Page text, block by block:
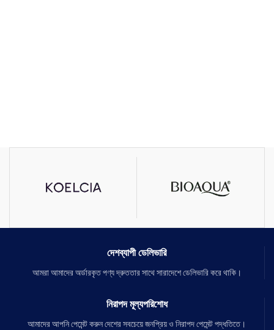
দেশব্যাপী ডেলিভারি
আমরা আমাদের অর্ডারকৃত পণ্য দ্রুততার সাথে সারাদেশে ডেলিভারি করে থাকি।
নিরাপদ মূল্যপরিশোধ
আমাদের আপনি পেমেন্ট করুন দেশের সবচেয়ে জনপ্রিয় ও নিরাপদ পেমেন্ট পদ্ধতিতে।